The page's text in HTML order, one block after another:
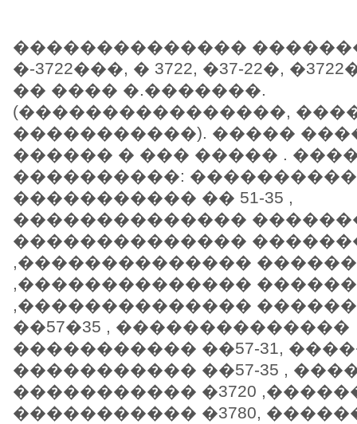
��������������
�-3722���, � 3722, �37-22�,
�� ���� �.�������.
(����������������,
�����������). �����
������ � ��� ����� .
����������:
����������� �� 51-35 ,
��������������
��������������
,��������������
,��������������
,��������������
��57�35 , ��������������
����������� ��57-31,
����������� ��57-35 ,
����������� �3720
����������� �3780,